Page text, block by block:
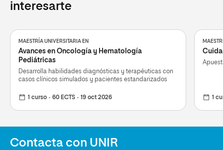
interesarte
MAESTRÍA UNIVERSITARIA EN
Avances en Oncología y Hematología
Pediátricas
Desarrolla habilidades diagnósticas y terapéuticas con
casos clínicos simulados y pacientes estandarizados
1 curso 60 ECTS 19 oct 2026 1
Contacta con UNIR